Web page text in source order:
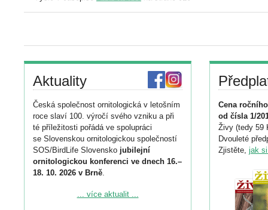
Aktuality
Česká společnost ornitologická v letošním
roce slaví 100. výročí svého vzniku a při
té příležitosti pořádá ve spolupráci
se Slovenskou ornitologickou společností
SOS/BirdLife Slovensko jubilejní
ornitologickou konferenci ve dnech 16.–
18. 10. 2026 v Brně.
Podrobnější informace ke konferenci
... více aktualit ...
Cena
od čísla 1/
Živy (tedy 59
Dvouleté
Zjistěte, jak